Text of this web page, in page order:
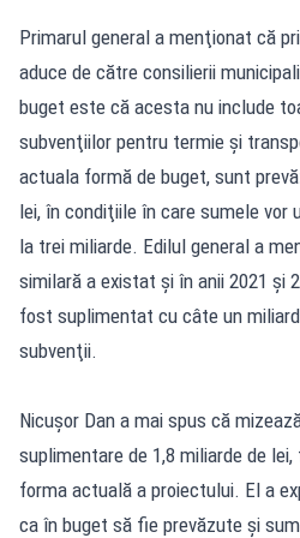
Primarul general a menţionat că
aduce de către consilierii
buget este că acesta nu include
subvenţiilor pentru termie şi
actuala formă de buget, sunt
lei, în condiţiile în care sumele vor
la trei miliarde. Edilul general a
similară a existat şi în anii 2021 şi
fost suplimentat cu câte un
subvenţii.
Nicuşor Dan a mai spus că
suplimentare de 1,8 miliarde de
forma actuală a proiectului. El a
ca în buget să fie prevăzute şi